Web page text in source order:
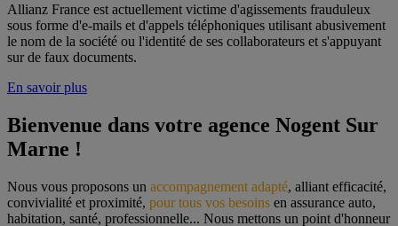
Allianz France est actuellement victime d'agissements frauduleux
sous forme d'e-mails et d'appels téléphoniques utilisant abusivement
le nom de la société ou l'identité de ses collaborateurs et s'appuyant
sur de faux documents.
En savoir plus
Bienvenue dans votre agence Nogent Sur
Marne !
Nous vous proposons un accompagnement adapté, alliant efficacité,
convivialité et proximité, pour tous vos besoins en assurance auto,
habitation, santé, professionnelle... Nous mettons un point d'honneur